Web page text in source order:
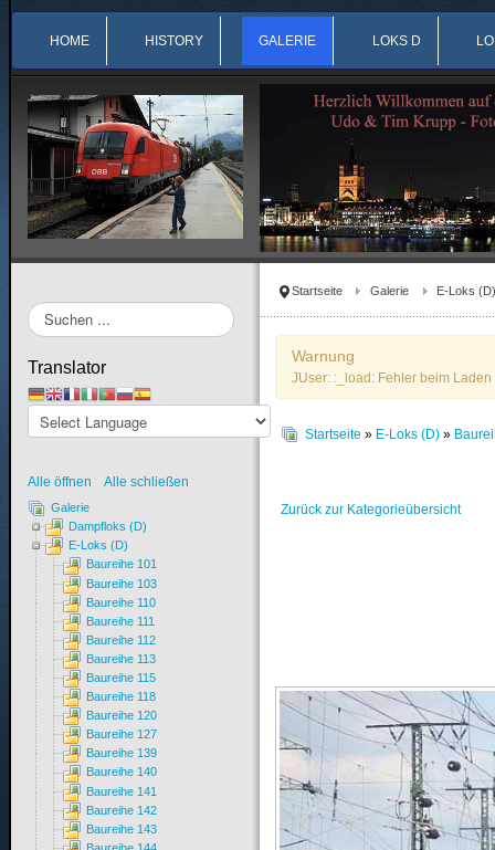
HOME HISTORY GALERIE LOKS D
Startseite Galerie E-Loks (D)
Warnung
JUser: :_load: Fehler beim
Startseite » E-Loks (D) »
Zurück zur Kategorieübersicht
Suchen
...
Translator
Alle öffnen Alle schließen
Galerie
Dampfloks (D)
E-Loks (D)
Baureihe 101
Baureihe 103
Baureihe 110
Baureihe 111
Baureihe 112
Baureihe 113
Baureihe 115
Baureihe 118
Baureihe 120
Baureihe 127
Baureihe 139
Baureihe 140
Baureihe 141
Baureihe 142
Baureihe 143